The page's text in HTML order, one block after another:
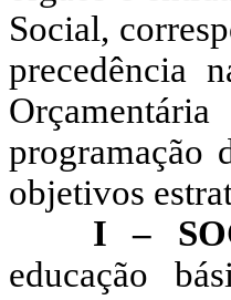
Social,
precedência
programação
objetivos
I –
educação